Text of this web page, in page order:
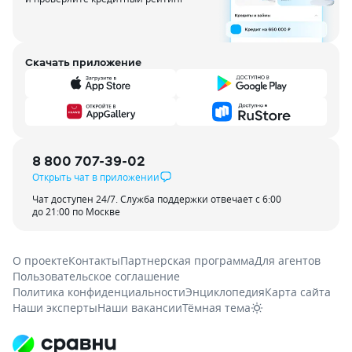
Скачать приложение
8 800 707-39-02
Открыть чат в приложении
Чат доступен 24/7. Служба поддержки отвечает с 6:00
до 21:00 по Москве
О проектеКонтактыПартнерская программаДля агентов
Пользовательское соглашение
Политика конфиденциальностиЭнциклопедияКарта сайта
Наши экспертыНаши вакансииТёмная тема